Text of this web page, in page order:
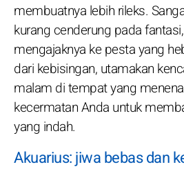
membuatnya lebih rileks.
kurang cenderung pada
mengajaknya ke pesta yang
dari kebisingan, utamakan
malam di tempat yang
kecermatan Anda untuk
yang indah.
Akuarius: jiwa bebas dan